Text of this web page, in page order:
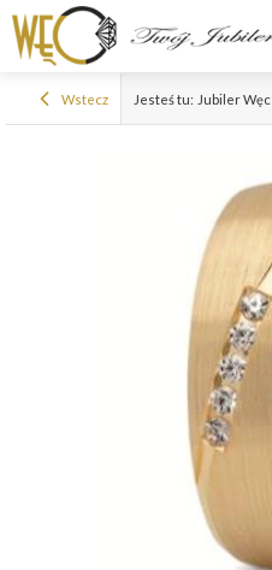
Wstecz Jesteś tu: Jubiler Węc